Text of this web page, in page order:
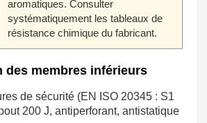
aromatiques. Consulter
systématiquement les tableaux de
résistance chimique du fabricant.
des membres inférieurs
de sécurité (EN ISO 20345 : S1
200 J, antiperforant, antistatique